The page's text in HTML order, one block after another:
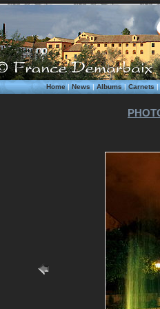
Home|News| Albums| Carnets|